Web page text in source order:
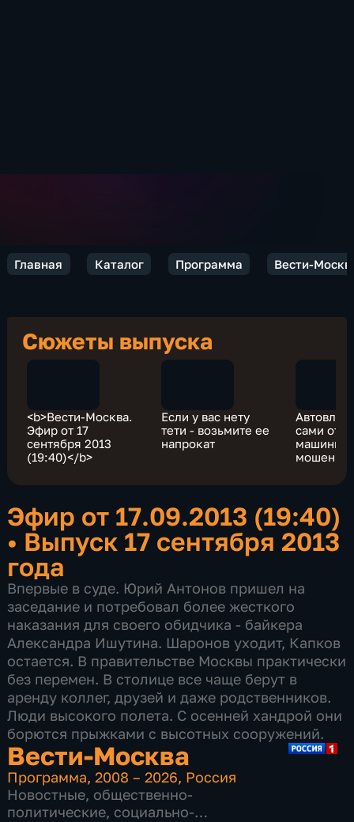
Главная Каталог Программа Вести-
Сюжеты выпуска
<b>Вести-Москва.
Эфир от 17
сентября 2013
(19:40)</b>
Если у вас нету
тети - возьмите ее
напрокат
сами
машины
Эфир от 17.09.2013 (19:40)
• Выпуск 17 сентября 2013
года
Впервые в суде. Юрий Антонов пришел на
заседание и потребовал более жесткого
наказания для своего обидчика - байкера
Александра Ишутина. Шаронов уходит, Капков
остается. В правительстве Москвы практически
без перемен. В столице все чаще берут в
аренду коллег, друзей и даже родственников.
Люди высокого полета. С осенней хандрой они
борются прыжками с высотных сооружений.
Вести-Москва
Программа,2008 – 2026, Россия
Новостные, общественно-
политические, социально-